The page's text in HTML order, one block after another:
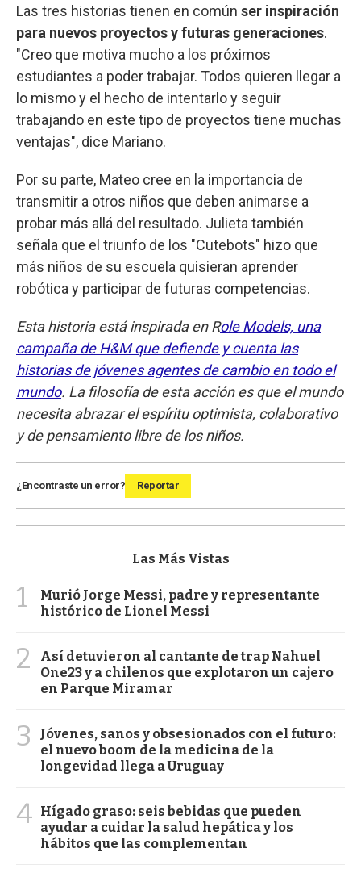
Las tres historias tienen en común ser inspiración
para nuevos proyectos y futuras generaciones.
"Creo que motiva mucho a los próximos
estudiantes a poder trabajar. Todos quieren llegar a
lo mismo y el hecho de intentarlo y seguir
trabajando en este tipo de proyectos tiene muchas
ventajas", dice Mariano.
Por su parte, Mateo cree en la importancia de
transmitir a otros niños que deben animarse a
probar más allá del resultado. Julieta también
señala que el triunfo de los "Cutebots" hizo que
más niños de su escuela quisieran aprender
robótica y participar de futuras competencias.
Esta historia está inspirada en Role Models, una
campaña de H&M que defiende y cuenta las
historias de jóvenes agentes de cambio en todo el
mundo. La filosofía de esta acción es que el mundo
necesita abrazar el espíritu optimista, colaborativo
y de pensamiento libre de los niños.
¿Encontraste un error? Reportar
Las Más Vistas
1
Murió Jorge Messi, padre y representante
histórico de Lionel Messi
2
Así detuvieron al cantante de trap Nahuel
One23 y a chilenos que explotaron un cajero
en Parque Miramar
3
Jóvenes, sanos y obsesionados con el futuro:
el nuevo boom de la medicina de la
longevidad llega a Uruguay
4 Hígado graso: seis bebidas que pueden
ayudar a cuidar la salud hepática y los
hábitos que las complementan